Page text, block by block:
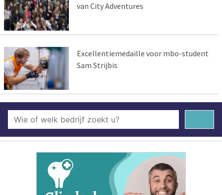
van City Adventures
Excellentiemedaille voor mbo-student
Sam Strijbis